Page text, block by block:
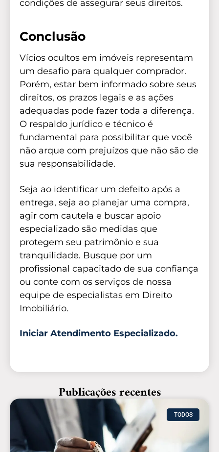
Publicações recentes
TODOS
condições de assegurar seus direitos.
Conclusão
Vícios ocultos em imóveis representam
um desafio para qualquer comprador.
Porém, estar bem informado sobre seus
direitos, os prazos legais e as ações
adequadas pode fazer toda a diferença.
O respaldo jurídico e técnico é
fundamental para possibilitar que você
não arque com prejuízos que não são de
sua responsabilidade.
Seja ao identificar um defeito após a
entrega, seja ao planejar uma compra,
agir com cautela e buscar apoio
especializado são medidas que
protegem seu patrimônio e sua
tranquilidade. Busque por um
profissional capacitado de sua confiança
ou conte com os serviços de nossa
equipe de especialistas em Direito
Imobiliário.
Iniciar Atendimento Especializado.